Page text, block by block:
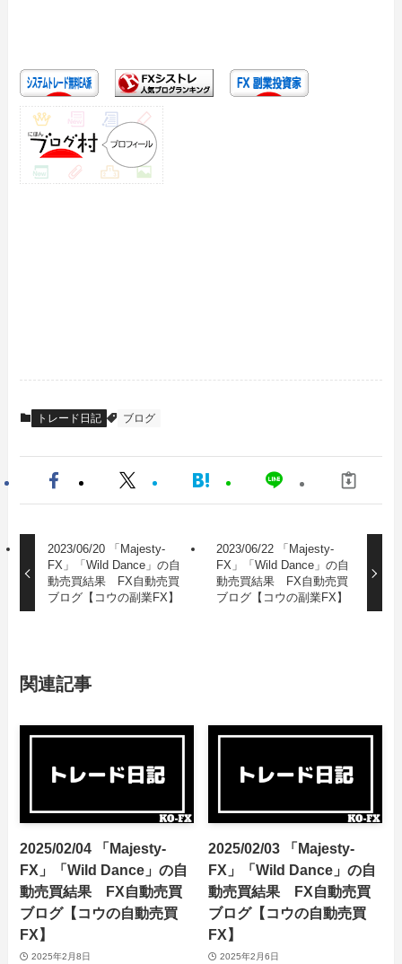
トレード日記 ブログ
2023/06/20 「Majesty-
FX」「Wild Dance」の自
動売買結果 FX自動売買
ブログ【コウの副業FX】
2023/06/22 「Majesty-
FX」「Wild Dance」の自
動売買結果 FX自動売買
ブログ【コウの副業FX】
関連記事
2025/02/04 「Majesty-
FX」「Wild Dance」の自
動売買結果 FX自動売買
ブログ【コウの自動売買
FX】
2025年2月8日
2025/02/03 「Majesty-
FX」「Wild Dance」の自
動売買結果 FX自動売買
ブログ【コウの自動売買
FX】
2025年2月6日